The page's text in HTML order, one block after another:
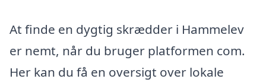
At finde en dygtig skrædder i Hammelev
er nemt, når du bruger platformen com.
Her kan du få en oversigt over lokale